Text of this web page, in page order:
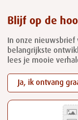
Blijf op de
In onze nieuwsbrief
belangrijkste
lees je mooie
Ja, ik ontvang